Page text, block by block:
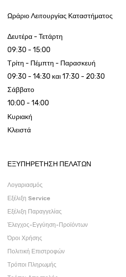
Ωράριο Λειτουργίας Καταστήματος
Δευτέρα - Τετάρτη
09:30 - 15:00
Τρίτη - Πέμπτη - Παρασκευή
09:30 - 14:30 και 17:30 - 20:30
Σάββατο
10:00 - 14:00
Κυριακή
Κλειστά
ΕΞΥΠΗΡΕΤΗΣΗ ΠΕΛΑΤΩΝ
Λογαριασμός
Εξέλιξη Service
Εξέλιξη Παραγγελίας
Έλεγχος-Εγγύηση-Προϊόντων
Όροι Χρήσης
Πολιτική Επιστροφών
Τρόποι Πληρωμής